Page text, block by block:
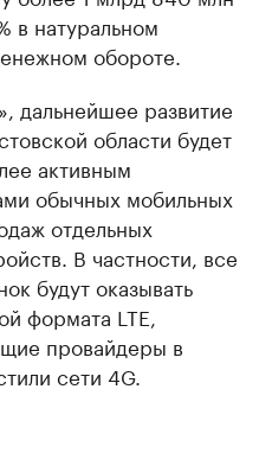
в натуральном
обороте.
дальнейшее развитие
области будет
активным
обычных мобильных
отдельных
В частности, все
будут оказывать
формата LTE,
провайдеры в
сети 4G.